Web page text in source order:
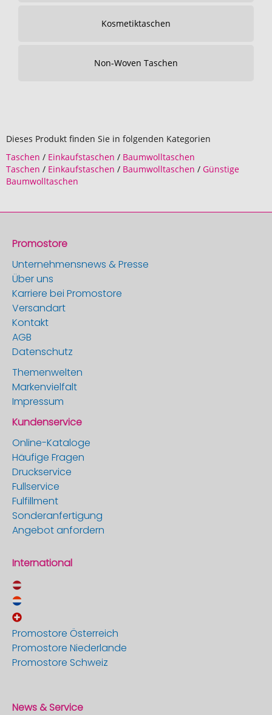
Kosmetiktaschen
Non-Woven Taschen
Dieses Produkt finden Sie in folgenden Kategorien
Taschen / Einkaufstaschen / Baumwolltaschen
Taschen / Einkaufstaschen / Baumwolltaschen / Günstige
Baumwolltaschen
Promostore
Unternehmensnews & Presse
Über uns
Karriere bei Promostore
Versandart
Kontakt
AGB
Datenschutz
Themenwelten
Markenvielfalt
Impressum
Kundenservice
Online-Kataloge
Häufige Fragen
Druckservice
Fullservice
Fulfillment
Sonderanfertigung
Angebot anfordern
International
Promostore Österreich
Promostore Niederlande
Promostore Schweiz
News & Service